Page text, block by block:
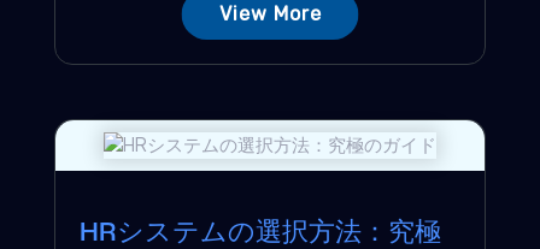
View More
HRシステムの選択方法：究極